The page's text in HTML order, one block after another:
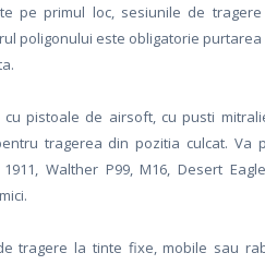
pe primul loc, sesiunile de
poligonului este obligatorie
pistoale de airsoft, cu pusti
tragerea din pozitia culcat. Va
Walther P99, M16, Desert
tragere la tinte fixe, mobile sau